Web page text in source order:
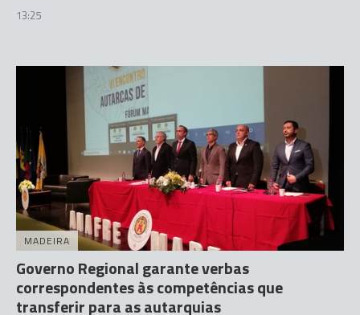
13:25
MADEIRA
Governo Regional garante verbas
correspondentes às competências que
transferir para as autarquias